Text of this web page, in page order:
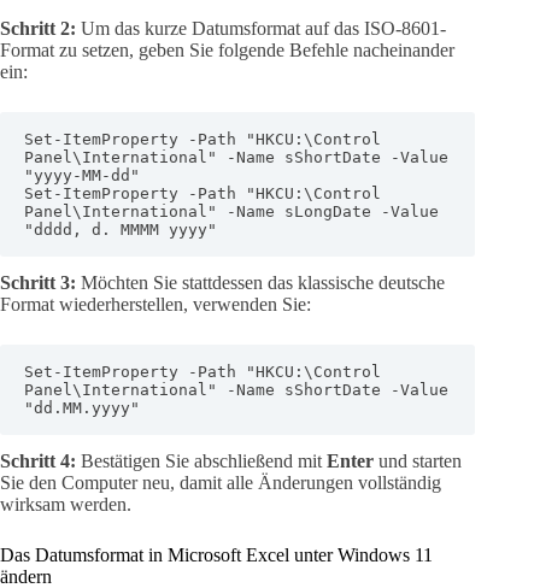
Schritt 2: Um das kurze Datumsformat auf das ISO-8601-
Format zu setzen, geben Sie folgende Befehle nacheinander
ein:
Set-ItemProperty -Path "HKCU:\Control
Panel\International" -Name sShortDate -Value
"yyyy-MM-dd"
Set-ItemProperty -Path "HKCU:\Control
Panel\International" -Name sLongDate -Value
"dddd, d. MMMM yyyy"
Schritt 3: Möchten Sie stattdessen das klassische deutsche
Format wiederherstellen, verwenden Sie:
Set-ItemProperty -Path "HKCU:\Control
Panel\International" -Name sShortDate -Value
"dd.MM.yyyy"
Schritt 4: Bestätigen Sie abschließend mit Enter und starten
Sie den Computer neu, damit alle Änderungen vollständig
wirksam werden.
Das Datumsformat in Microsoft Excel unter Windows 11
ändern